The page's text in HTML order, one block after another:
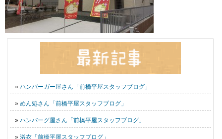
» ハンバーガー屋さん「前橋平屋スタッフブログ」
» めん処さん「前橋平屋スタッフブログ」
» ハンバーグ屋さん「前橋平屋スタッフブログ」
» 浴衣「前橋平屋スタッフブログ」